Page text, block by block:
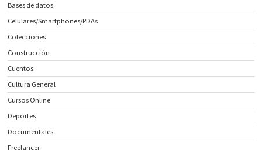
Bases de datos
Celulares/Smartphones/PDAs
Colecciones
Construcción
Cuentos
Cultura General
Cursos Online
Deportes
Documentales
Freelancer